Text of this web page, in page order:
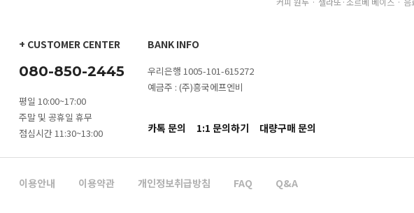
+ CUSTOMER CENTER
080-850-2445
평일 10:00~17:00
주말 및 공휴일 휴무
점심시간 11:30~13:00
BANK INFO
우리은행 1005-101-615272
예금주 : (주)흥국에프엔비
카톡 문의 1:1 문의하기 대량구매 문의
이용안내 이용약관 개인정보취급방침 FAQ Q&A